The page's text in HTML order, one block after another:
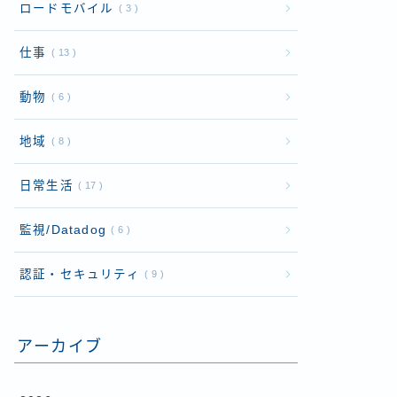
ロードモバイル 3
仕事 13
動物 6
地域 8
日常生活 17
監視/Datadog 6
認証・セキュリティ 9
アーカイブ